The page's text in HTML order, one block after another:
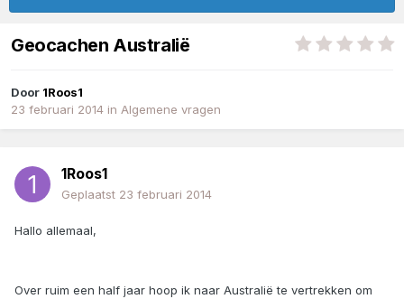
Geocachen Australië
Door 1Roos1
23 februari 2014 in Algemene vragen
1Roos1
Geplaatst 23 februari 2014
Hallo allemaal,
Over ruim een half jaar hoop ik naar Australië te vertrekken om